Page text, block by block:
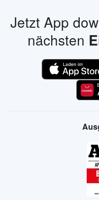
Jetzt App
nächsten